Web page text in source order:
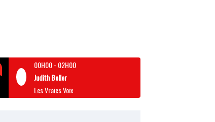
00H00- 02H00
Judith Beller
Les Vraies Voix